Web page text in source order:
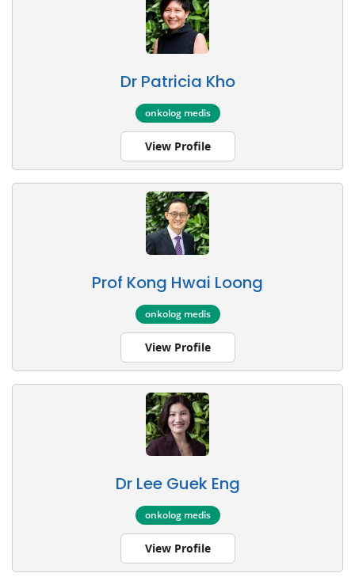
Dr Patricia Kho
onkolog medis
View Profile
Prof Kong Hwai Loong
onkolog medis
View Profile
Dr Lee Guek Eng
onkolog medis
View Profile